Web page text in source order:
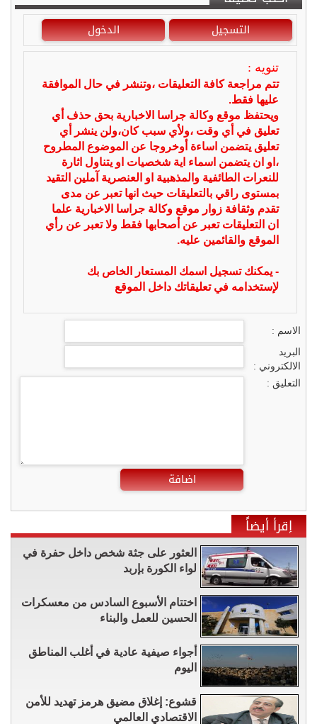
التسجيل الدخول
تنويه :
تتم مراجعة كافة التعليقات ،وتنشر في حال الموافقة
عليها فقط.
ويحتفظ موقع وكالة جراسا الاخبارية بحق حذف أي
تعليق في أي وقت ،ولأي سبب كان،ولن ينشر أي
تعليق يتضمن اساءة أوخروجا عن الموضوع المطروح
،او ان يتضمن اسماء اية شخصيات او يتناول اثارة
للنعرات الطائفية والمذهبية او العنصرية آملين التقيد
بمستوى راقي بالتعليقات حيث انها تعبر عن مدى
تقدم وثقافة زوار موقع وكالة جراسا الاخبارية علما
ان التعليقات تعبر عن أصحابها فقط ولا تعبر عن رأي
الموقع والقائمين عليه.
- يمكنك تسجيل اسمك المستعار الخاص بك
لإستخدامه في تعليقاتك داخل الموقع
الاسم :
البريد
الالكتروني :
التعليق :
اضافة
إقرأ أيضاً
العثور على جثة شخص داخل حفرة في
لواء الكورة بإربد
اختتام الأسبوع السادس من معسكرات
الحسين للعمل والبناء
أجواء صيفية عادية في أغلب المناطق
اليوم
قشوع: إغلاق مضيق هرمز تهديد للأمن
الاقتصادي العالمي